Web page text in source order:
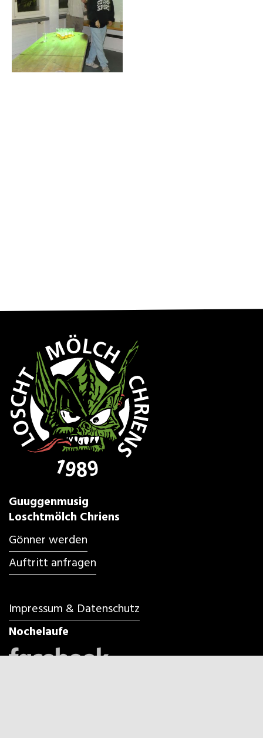
Guuggenmusig
Loschtmölch Chriens
Gönner werden
Auftritt anfragen
Impressum & Datenschutz
Nochelaufe